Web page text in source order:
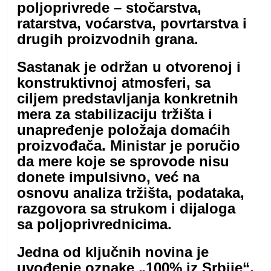
poljoprivrede – stočarstva,
ratarstva, voćarstva, povrtarstva i
drugih proizvodnih grana.
Sastanak je održan u otvorenoj i
konstruktivnoj atmosferi, sa
ciljem predstavljanja konkretnih
mera za stabilizaciju tržišta i
unapređenje položaja domaćih
proizvođača. Ministar je poručio
da mere koje se sprovode nisu
donete impulsivno, već na
osnovu analiza tržišta, podataka,
razgovora sa strukom i dijaloga
sa poljoprivrednicima.
Jedna od ključnih novina je
uvođenje oznake „100% iz Srbije“,